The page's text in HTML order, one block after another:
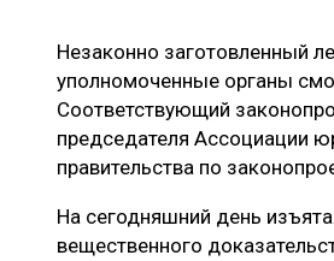
ЛОГИСТИКА
ПРОИЗВОДСТВО ДРЕВЕСНЫХ
ЦБП
ЭКСПЕРТНОЕ МНЕНИЕ
Незаконно заготовленный
уполномоченные органы
Соответствующий
председателя Ассоциации
правительства по
На сегодняшний день
вещественного